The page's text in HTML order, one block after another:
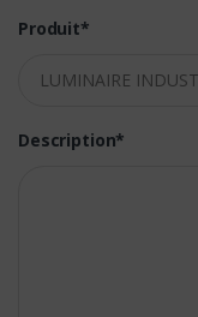
Produit*
Description*